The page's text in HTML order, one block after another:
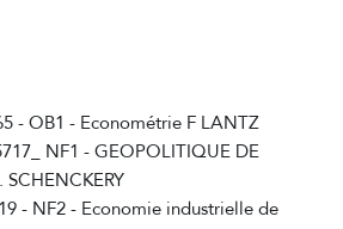
- OB1 - Econométrie F LANTZ
NF1 - GEOPOLITIQUE DE
- NF2 - Economie industrielle de